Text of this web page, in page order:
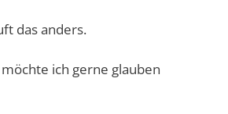
das anders.
ich gerne glauben